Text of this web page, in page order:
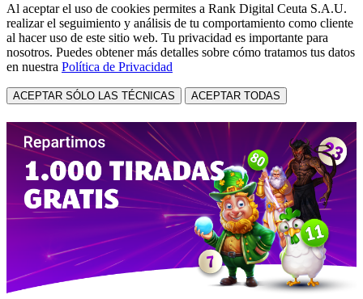
Al aceptar el uso de cookies permites a Rank Digital Ceuta S.A.U.
realizar el seguimiento y análisis de tu comportamiento como cliente
al hacer uso de este sitio web. Tu privacidad es importante para
nosotros. Puedes obtener más detalles sobre cómo tratamos tus datos
en nuestra Política de Privacidad
ACEPTAR SÓLO LAS TÉCNICAS ACEPTAR TODAS